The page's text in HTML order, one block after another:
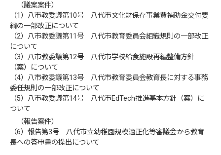
（議案案件）
（1）八市教委議第10号 八代市文化財保存事業費補助金交付要
綱の一部改正について
（2）八市教委議第11号 八代市教育委員会組織規則の一部改正
について
（3）八市教委議第12号 八代市学校給食施設再編整備方針
（案）について
（4）八市教委議第13号 八代市教育委員会教育長に対する事務
委任規則の一部改正について
（5）八市教委議第14号 八代市EdTech推進基本方針（案）に
ついて
（報告案件）
（6）報告第3号 八代市立幼稚園規模適正化等審議会から教育
長への答申書の提出について